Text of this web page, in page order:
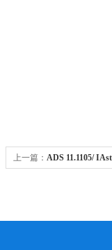
上一篇： ADS 11.1105/